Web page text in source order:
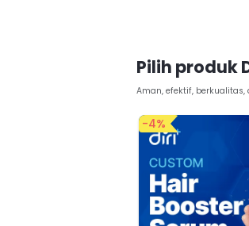
Pilih produk
Aman, efektif,
-4%